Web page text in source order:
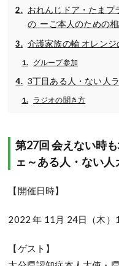
おれんじドア・たま
の ーご本人のための
介護家族の輪 オレンジ
グループ参加
3丁目ある人・ない人
ラジオの聞き方
第27回 会えない時
ェ～ある人・ない人
【開催日時】
2022 年 11月 24日（木）
【ゲスト】